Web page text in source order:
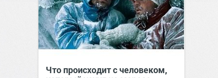
Что происходит с человеком,